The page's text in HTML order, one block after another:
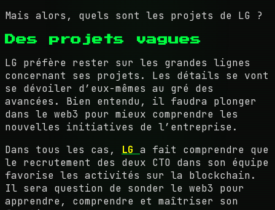
Mais alors, quels sont les projets de LG ?
Des projets vagues
LG préfère rester sur les grandes lignes
concernant ses projets. Les détails se vont
se dévoiler d’eux-mêmes au gré des
avancées. Bien entendu, il faudra plonger
dans le web3 pour mieux comprendre les
nouvelles initiatives de l’entreprise.
Dans tous les cas, LG a fait comprendre que
le recrutement des deux CTO dans son équipe
favorise les activités sur la blockchain.
Il sera question de sonder le web3 pour
apprendre, comprendre et maîtriser son